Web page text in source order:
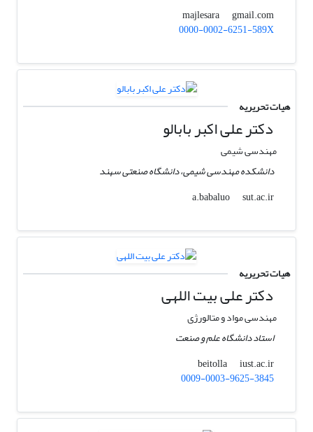
majlesara
gmail.com
0000-0002-6251-589X
هیات تحریریه
دکتر علی اکبر بابالو
مهندسی شیمی
دانشکده مهندسی شیمی، دانشگاه صنعتی سهند
a.babaluo
sut.ac.ir
هیات تحریریه
دکتر علی بیت اللهی
مهندسی مواد و متالورژی
استاد دانشگاه علم و صنعت
beitolla
iust.ac.ir
0009-0003-9625-3845